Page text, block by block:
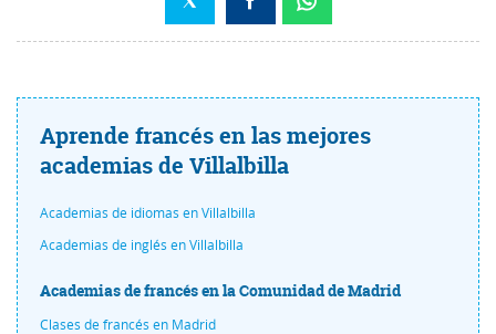
Aprende francés en las mejores
academias de Villalbilla
Academias de idiomas en Villalbilla
Academias de inglés en Villalbilla
Academias de francés en la Comunidad de Madrid
Clases de francés en Madrid